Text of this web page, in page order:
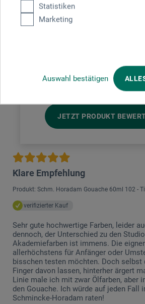
Statistiken
Marketing
Auswahl bestätigen
3 Sterne
2 Sterne
Sagen Sie Ihre Meinung zu
JETZT PRODUKT
Klare Empfehlung
Produkt: Schm. Horadam Gouache 60ml 102 -
verifizierter Kauf
Sehr gute hochwertige Farben, leider
dennoch, der Unterschied zu den
Akademiefarben ist immens. Die
allerhöchstens für Anfänger oder
bisschen testen möchten. Doch selbst
Finger davon lassen, hinterher ärgert
Linie male ich mit zwar Ölfarben, aber
den Gouache. Ich würde auf jeden Fall
Schmincke-Horadam raten!